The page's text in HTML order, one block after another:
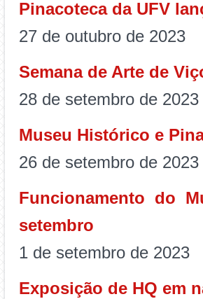
Pinacoteca da UFV
27 de outubro de 2023
Semana de Arte de
28 de setembro de 2023
Museu Histórico e
26 de setembro de 2023
Funcionamento do
setembro
1 de setembro de 2023
Exposição de HQ em